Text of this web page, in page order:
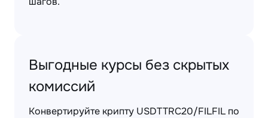
Выгодные курсы без скрытых
комиссий
Конвертируйте крипту USDTTRC20/FILFIL по